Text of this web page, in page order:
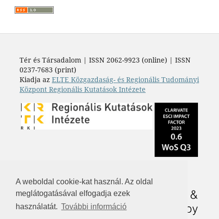
A weboldal cookie-kat használ. Az oldal
meglátogatásával elfogadja ezek
használatát. További információ
Tér és Társadalom | ISSN 2062-9923 (online) | ISSN
0237-7683 (print)
Kiadja az ELTE Közgazdaság- és Regionális Tudományi
Központ Regionális Kutatások Intézete